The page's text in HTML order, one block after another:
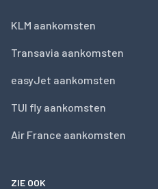
KLM aankomsten
Transavia aankomsten
easyJet aankomsten
TUI fly aankomsten
Air France aankomsten
ZIE OOK